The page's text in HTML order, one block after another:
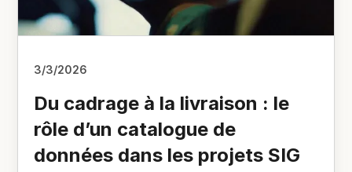
3/3/2026
Du cadrage à la livraison : le
rôle d’un catalogue de
données dans les projets SIG